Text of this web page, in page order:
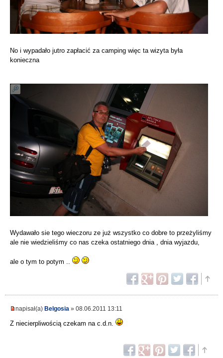
No i wypadało jutro zapłacić za camping więc ta wizyta była
konieczna
Wydawało sie tego wieczoru ze już wszystko co dobre to przeżyliśmy
ale nie wiedzieliśmy co nas czeka ostatniego dnia , dnia wyjazdu,
ale o tym to potym ..
napisał(a) Belgosia » 08.06.2011 13:11
Z niecierpliwością czekam na c.d.n.